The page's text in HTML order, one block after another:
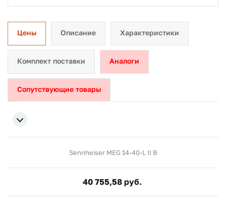
Цены Описание Характеристики
Комплект поставки Аналоги
Сопутствующие товары
Sennheiser MEG 14-40-L II B
40 755,58 руб.